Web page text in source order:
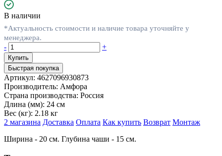
В наличии
*Актуальность стоимости и наличие товара уточняйте у
менеджера.
-
+
Быстрая покупка
Артикул: 4627096930873
Производитель: Амфора
Страна производства: Россия
Длина (мм): 24 см
Вес (кг): 2.18 кг
2 магазина Доставка Оплата Как купить Возврат Монтаж
Ширина - 20 см. Глубина чаши - 15 см.